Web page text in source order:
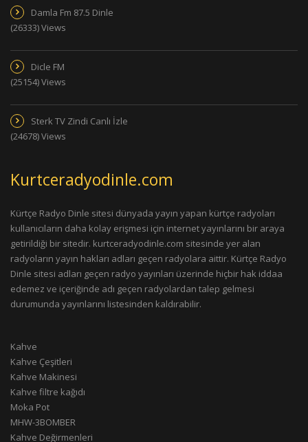
Damla Fm 87.5 Dinle
(26333) Views
Dicle FM
(25154) Views
Sterk TV Zindi Canlı İzle
(24678) Views
Kurtceradyodinle.com
Kürtçe Radyo Dinle sitesi dünyada yayın yapan kürtçe radyoları
kullanıcıların daha kolay erişmesi için internet yayınlarını bir araya
getirildiği bir sitedir. kurtceradyodinle.com sitesinde yer alan
radyoların yayın hakları adları geçen radyolara aittir. Kürtçe Radyo
Dinle sitesi adları geçen radyo yayınları üzerinde hiçbir hak iddaa
edemez ve içeriğinde adı geçen radyolardan talep gelmesi
durumunda yayınlarını listesinden kaldırabilir.
Kahve
Kahve Çeşitleri
Kahve Makinesi
Kahve filtre kağıdı
Moka Pot
MHW-3BOMBER
Kahve Değirmenleri